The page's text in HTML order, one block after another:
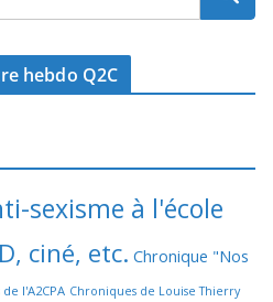
hebdo Q2C
sexisme à l'école
ciné, etc. Chronique "Nos
l'A2CPA Chroniques de Louise Thierry